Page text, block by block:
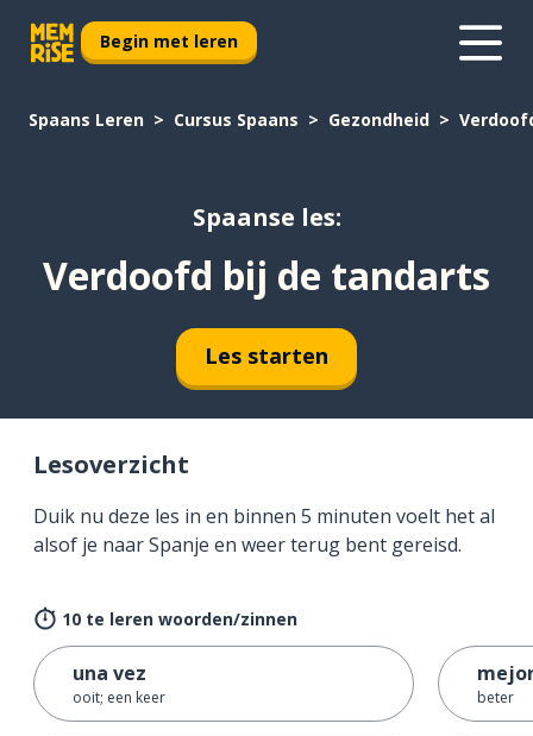
Begin met leren
Spaans Leren Cursus Spaans Gezondheid
Spaanse les:
Verdoofd bij de tandarts
Les starten
Lesoverzicht
Duik nu deze les in en binnen 5 minuten voelt het al
alsof je naar Spanje en weer terug bent gereisd.
10 te leren woorden/zinnen
una vez
ooit; een keer beter